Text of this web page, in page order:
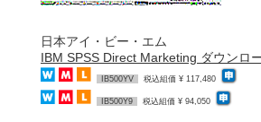
日本アイ・ビー・エム
IBM SPSS Direct Marketing ダウンロ
IB500YV 税込組価 ¥ 117,480
IB500Y9 税込組価 ¥ 94,050